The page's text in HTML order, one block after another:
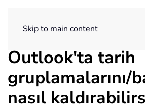
Skip to main content
Outlook'ta tarih
gruplamalarını/
nasıl